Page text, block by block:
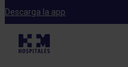
Descarga la app
Notas de prensa
HM
Jornada